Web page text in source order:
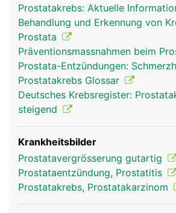
Geschlechtsorganen des Mannes.
Prostatakrebs: Aktuelle
Behandlung und Erkennung von
Prostata
Präventionsmassnahmen beim
Prostata-Entzündungen:
Prostatakrebs Glossar
Deutsches Krebsregister:
steigend
Krankheitsbilder
Prostatavergrösserung gutartig
Prostataentzündung, Prostatitis
Prostatakrebs, Prostatakarzinom